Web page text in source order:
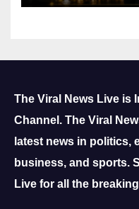
The Viral News Live is
Channel. The Viral
latest news in politics,
business, and sports.
Live for all the